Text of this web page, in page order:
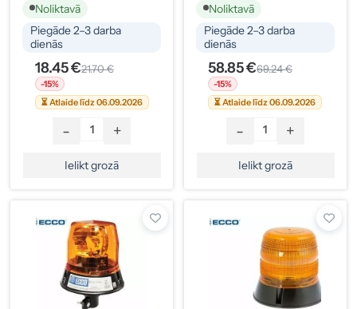
Noliktavā
Piegāde 2–3 darba
dienās
18.45 €21.70 €
-15%
⏳ Atlaide līdz 06.09.2026
- +
Ielikt grozā
Noliktavā
Piegāde 2–3 darba
dienās
58.85 €69.24 €
-15%
⏳ Atlaide līdz 06.09.2026
- +
Ielikt grozā